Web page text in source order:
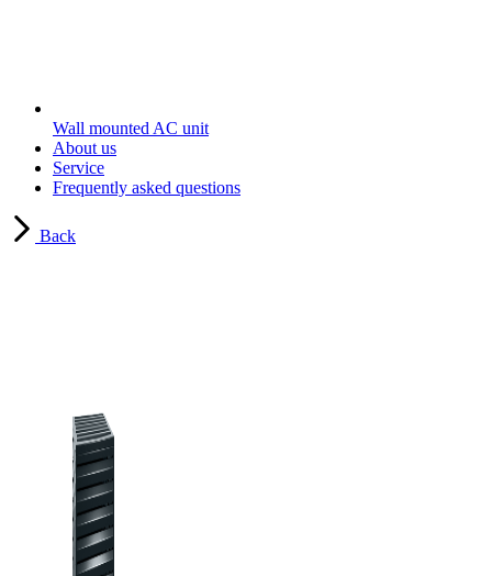
Wall mounted AC unit
About us
Service
Frequently asked questions
Back